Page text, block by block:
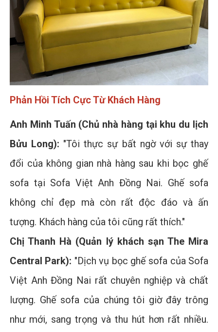
Phản Hồi Tích Cực Từ Khách Hàng
Anh Minh Tuấn (Chủ nhà hàng tại khu du lịch
Bửu Long): "Tôi thực sự bất ngờ với sự thay
đổi của không gian nhà hàng sau khi bọc ghế
sofa tại Sofa Việt Anh Đồng Nai. Ghế sofa
không chỉ đẹp mà còn rất độc đáo và ấn
tượng. Khách hàng của tôi cũng rất thích."
Chị Thanh Hà (Quản lý khách sạn The Mira
Central Park): "Dịch vụ bọc ghế sofa của Sofa
Việt Anh Đồng Nai rất chuyên nghiệp và chất
lượng. Ghế sofa của chúng tôi giờ đây trông
như mới, sang trọng và thu hút hơn rất nhiều.